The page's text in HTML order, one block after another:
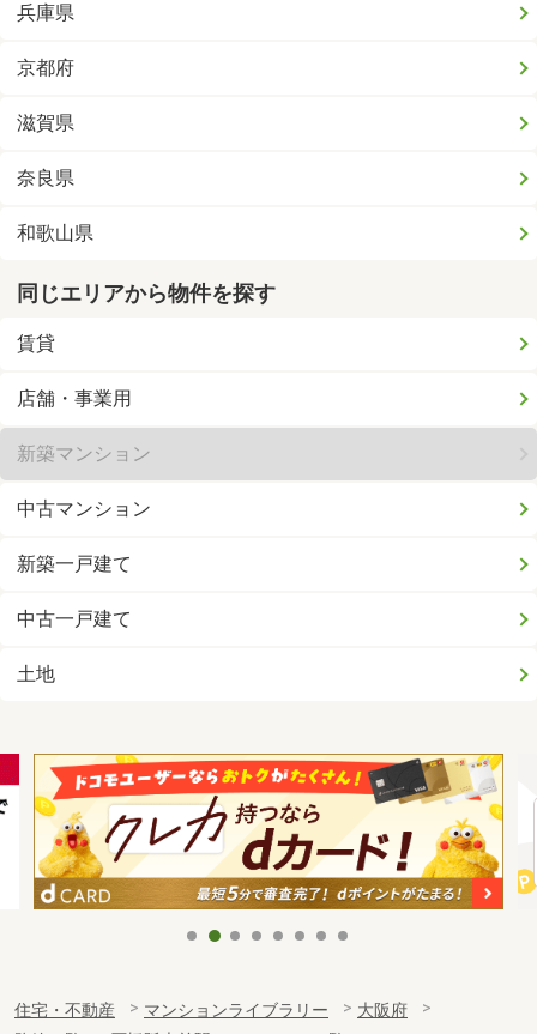
兵庫県
京都府
滋賀県
奈良県
和歌山県
同じエリアから物件を探す
賃貸
店舗・事業用
新築マンション
中古マンション
新築一戸建て
中古一戸建て
土地
住宅・不動産 マンションライブラリー
大阪府